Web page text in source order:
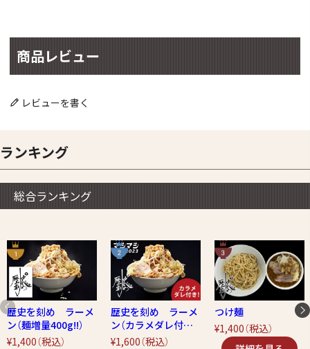
商品レビュー
レビューを書く
ランキング
総合ランキング
歴史を刻め ラーメ
ン（麺増量400g!!）
¥1,400（税込）
歴史を刻め ラーメ
ン（カラメダレ付
き！）
¥1,600（税込）
つけ麺
¥1,400（税込）